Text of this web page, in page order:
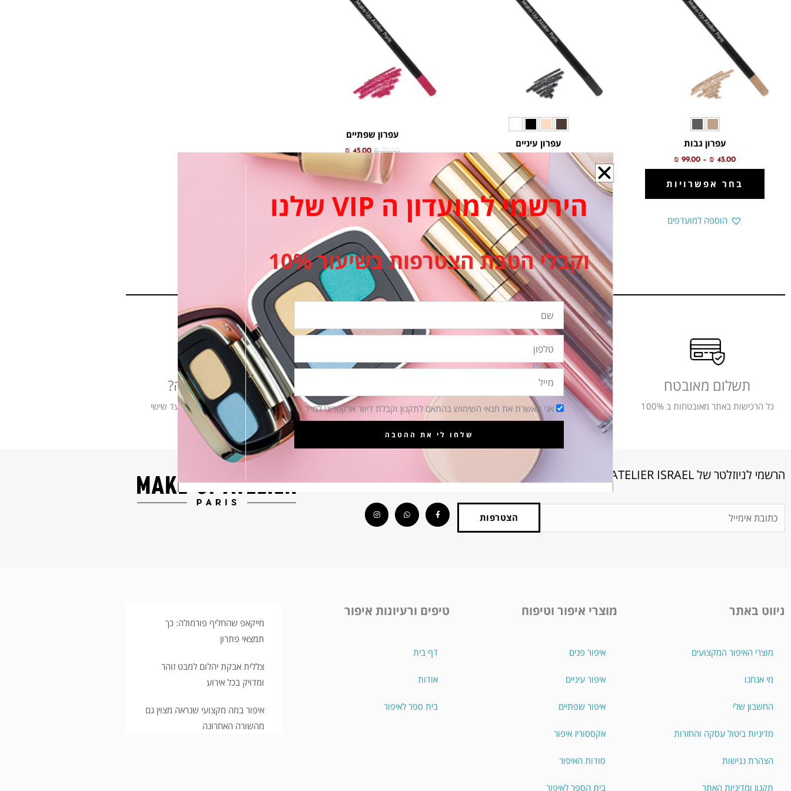
עפרון גבות
₪ 45.00
–
₪ 99.00
בחר אפשרויות
סוגים.
ניתן
בעמוד
הוספה למועדפים
עפרון עיניים
₪45.00
בחר אפשרויות
סוגים.
ניתן
בעמוד
הוספה למועדפים
עפרון שפתיים
₪75.00
₪45.00
בחר אפשרויות
סוגים.
ניתן
בעמוד
הוספה למועדפים
תשלום מאובטח
כל הרכישות באתר מאובטחות ב 100%
משלוחים מהירים
משלוחים תוך שלושה ימי עסקים החזרת מוצרים ארוזים עד 14 ימים
צריכים עזרה?
אנו זמינים בימים ראשון עד שישי
הרשמי לניוזלטר של ATELIER ISRAEL
הצטרפות
עקבו אחרינו
Facebook-
f
Whatsapp
Instagram
ניווט באתר
מוצרי האיפור המקצועים
מי אנחנו
החשבון שלי
מדיניות ביטול עסקה והחזרות
הצהרת נגישות
תקנון ומדיניות האתר
מוצרי איפור וטיפוח
איפור פנים
איפור עיניים
איפור שפתיים
אקססוריז איפור
סודות האיפור
בית הספר לאיפור
טיפים ורעיונות איפור
דף בית
אודות
בית ספר לאיפור
מייקאפ שהחליף פורמולה: כך
תמצאי פתרון
צללית אבקת יהלום למבט זוהר
ומדויק בכל אירוע
איפור במה מקצועי שנראה מצוין גם
מהשורה האחרונה
הירשמי למועדון ה VIP שלנו
וקבלי הטבת הצטרפות בשיעור 10%
שם
טלפון
מייל
הסכמה
אני מאשרת את תנאי השימוש בהתאם לתקנון וקבלת דיוור אלקטרוני למייל
שלחו לי את ההטבה